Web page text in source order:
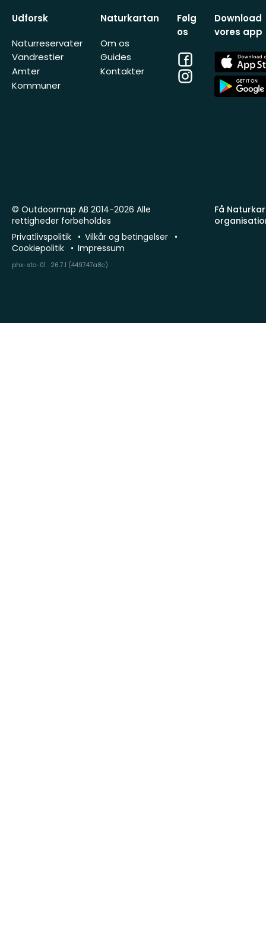
Udforsk
Naturreservater
Vandrestier
Amter
Kommuner
Naturkartan
Om os
Guides
Kontakter
Følg
os
Facebook
Instagram
Download
vores app
App
Store
App
Store
Få
© Outdoormap AB 2014-2026 Alle
rettigheder forbeholdes
Privatlivspolitik
Vilkår og betingelser
Cookiepolitik
Impressum
phx-sto-01 · 26.7.1 (449747a8c)